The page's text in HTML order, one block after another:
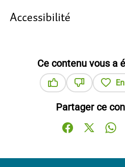
Accessibilité
Ce contenu vous a
Partager ce
Partager sur
Partager